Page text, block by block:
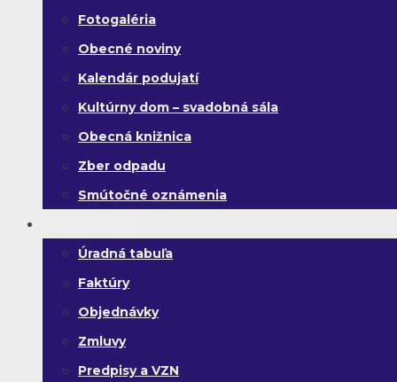
Fotogaléria
Obecné noviny
Kalendár podujatí
Kultúrny dom – svadobná sála
Obecná knižnica
Zber odpadu
Smútočné oznámenia
Úradná tabuľa
Faktúry
Objednávky
Zmluvy
Predpisy a VZN